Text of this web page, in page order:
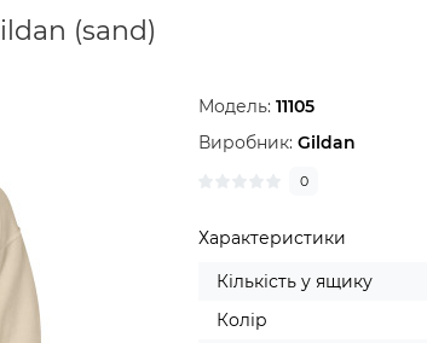
(sand)
Модель:11105
Виробник:Gildan
0
Характеристики
Кількість у ящику
Колір